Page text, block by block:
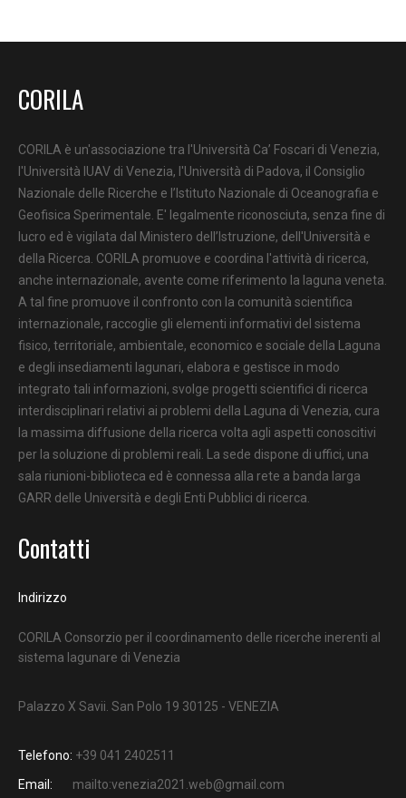
CORILA
CORILA è un'associazione tra l'Università Ca’ Foscari di Venezia,
l'Università IUAV di Venezia, l'Università di Padova, il Consiglio
Nazionale delle Ricerche e l’Istituto Nazionale di Oceanografia e
Geofisica Sperimentale. E' legalmente riconosciuta, senza fine di
lucro ed è vigilata dal Ministero dell’Istruzione, dell'Università e
della Ricerca. CORILA promuove e coordina l'attività di ricerca,
anche internazionale, avente come riferimento la laguna veneta.
A tal fine promuove il confronto con la comunità scientifica
internazionale, raccoglie gli elementi informativi del sistema
fisico, territoriale, ambientale, economico e sociale della Laguna
e degli insediamenti lagunari, elabora e gestisce in modo
integrato tali informazioni, svolge progetti scientifici di ricerca
interdisciplinari relativi ai problemi della Laguna di Venezia, cura
la massima diffusione della ricerca volta agli aspetti conoscitivi
per la soluzione di problemi reali. La sede dispone di uffici, una
sala riunioni-biblioteca ed è connessa alla rete a banda larga
GARR delle Università e degli Enti Pubblici di ricerca.
Contatti
Indirizzo
CORILA Consorzio per il coordinamento delle ricerche inerenti al
sistema lagunare di Venezia
Palazzo X Savii. San Polo 19 30125 - VENEZIA
Telefono: +39 041 2402511
Email:
mailto:venezia2021.web@gmail.com